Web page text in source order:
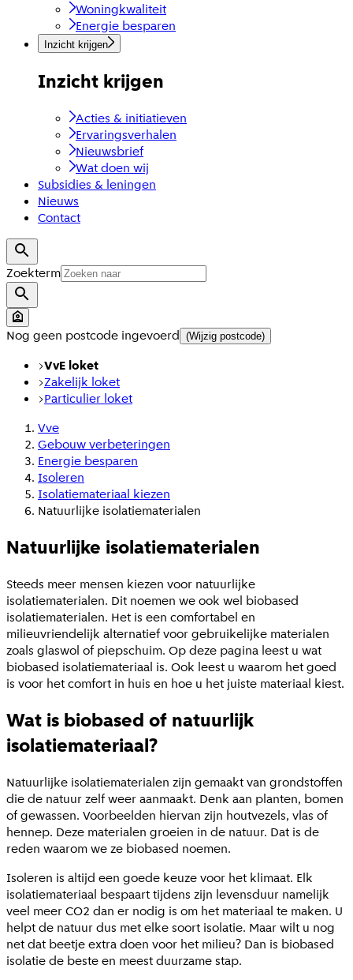
Woningkwaliteit
Energie besparen
Inzicht krijgen
Inzicht krijgen
Acties & initiatieven
Ervaringsverhalen
Nieuwsbrief
Wat doen wij
Subsidies & leningen
Nieuws
Contact
Zoekterm
Nog geen postcode ingevoerd (Wijzig postcode)
VvE loket
Zakelijk loket
Particulier loket
Vve
Gebouw verbeteringen
Energie besparen
Isoleren
Isolatiemateriaal kiezen
Natuurlijke isolatiematerialen
Natuurlijke isolatiematerialen
Steeds meer mensen kiezen voor natuurlijke
isolatiematerialen. Dit noemen we ook wel biobased
isolatiematerialen. Het is een comfortabel en
milieuvriendelijk alternatief voor gebruikelijke materialen
zoals glaswol of piepschuim. Op deze pagina leest u wat
biobased isolatiemateriaal is. Ook leest u waarom het goed
is voor het comfort in huis en hoe u het juiste materiaal kiest.
Wat is biobased of natuurlijk
isolatiemateriaal?
Natuurlijke isolatiematerialen zijn gemaakt van grondstoffen
die de natuur zelf weer aanmaakt. Denk aan planten, bomen
of gewassen. Voorbeelden hiervan zijn houtvezels, vlas of
hennep. Deze materialen groeien in de natuur. Dat is de
reden waarom we ze biobased noemen.
Isoleren is altijd een goede keuze voor het klimaat. Elk
isolatiemateriaal bespaart tijdens zijn levensduur namelijk
veel meer CO2 dan er nodig is om het materiaal te maken. U
helpt de natuur dus met elke soort isolatie. Maar wilt u nog
net dat beetje extra doen voor het milieu? Dan is biobased
isolatie de beste en meest duurzame stap.